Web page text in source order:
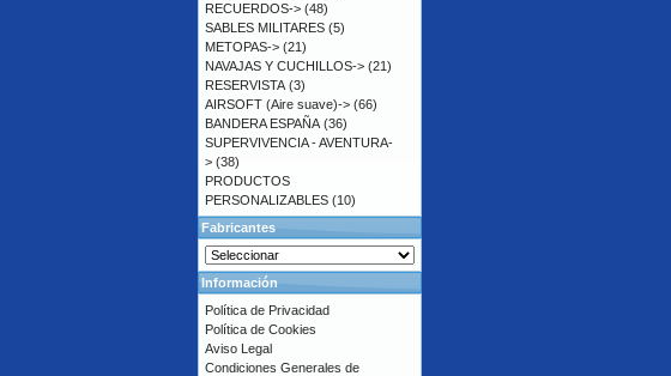
RECUERDOS-> (48)
SABLES MILITARES (5)
METOPAS-> (21)
NAVAJAS Y CUCHILLOS-> (21)
RESERVISTA (3)
AIRSOFT (Aire suave)-> (66)
BANDERA ESPAÑA (36)
SUPERVIVENCIA - AVENTURA-
> (38)
PRODUCTOS
PERSONALIZABLES (10)
Fabricantes
Información
Política de Privacidad
Política de Cookies
Aviso Legal
Condiciones Generales de